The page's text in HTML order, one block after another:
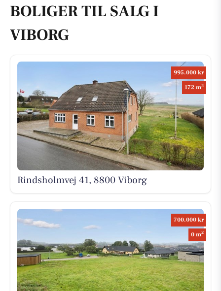
BOLIGER TIL SALG I
VIBORG
995.000 kr
172 m2
Rindsholmvej 41, 8800 Viborg
700.000 kr
0 m2